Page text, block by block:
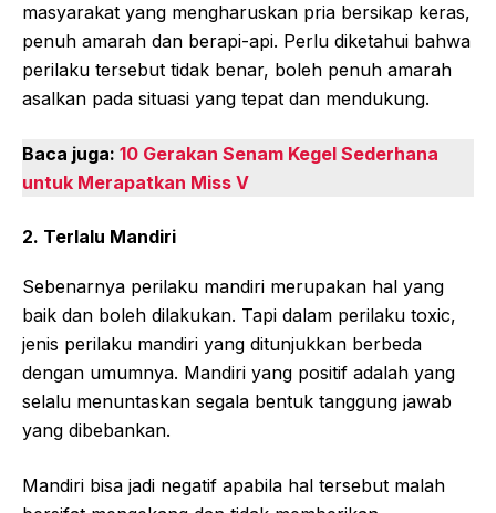
masyarakat yang mengharuskan pria bersikap keras,
penuh amarah dan berapi-api. Perlu diketahui bahwa
perilaku tersebut tidak benar, boleh penuh amarah
asalkan pada situasi yang tepat dan mendukung.
Baca juga: 10 Gerakan Senam Kegel Sederhana
untuk Merapatkan Miss V
2. Terlalu Mandiri
Sebenarnya perilaku mandiri merupakan hal yang
baik dan boleh dilakukan. Tapi dalam perilaku toxic,
jenis perilaku mandiri yang ditunjukkan berbeda
dengan umumnya. Mandiri yang positif adalah yang
selalu menuntaskan segala bentuk tanggung jawab
yang dibebankan.
Mandiri bisa jadi negatif apabila hal tersebut malah